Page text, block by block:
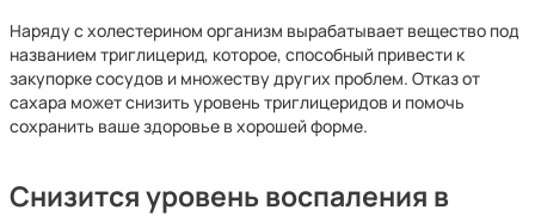
Наряду с холестерином организм вырабатывает вещество под
названием триглицерид, которое, способный привести к
закупорке сосудов и множеству других проблем. Отказ от
сахара может снизить уровень триглицеридов и помочь
сохранить ваше здоровье в хорошей форме.
Снизится уровень воспаления в